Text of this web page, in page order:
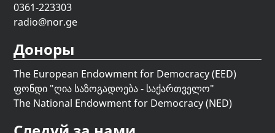
0361-223303
radio@nor.ge
Доноры
The European Endowment for Democracy (EED)
ფონდი "ღია საზოგადოება - საქართველო"
The National Endowment for Democracy (NED)